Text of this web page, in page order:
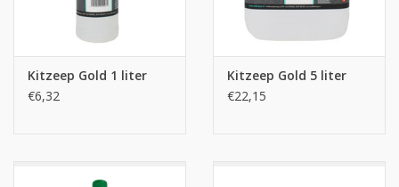
Eigenschappen
PH-Neutraal
Zuurvrij, alkalivrij en siliconenvrij
Bevat geen geur, glans en kleurstoffen
Kitzeep Gold 1 liter
€6,32
Kitzeep Gold 5 liter
€22,15